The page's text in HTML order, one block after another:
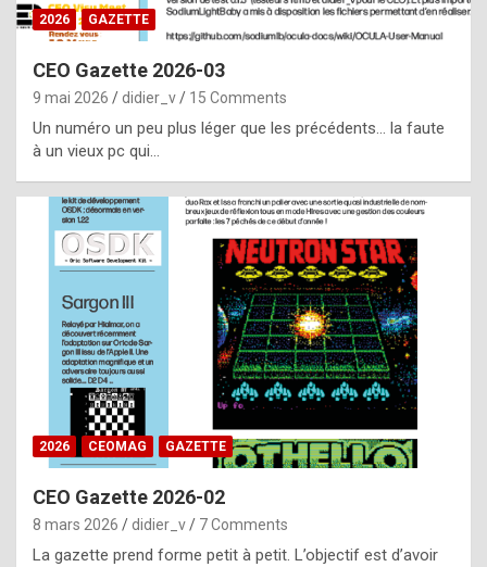
s
i
e
f
o
m
m
a
y
b
e
b
y
g
e
2026 GAZETTE
CEO Gazette 2026-03
9 mai 2026 didier_v 15 Comments
Un numéro un peu plus léger que les précédents… la faute
à un vieux pc qui…
2026 CEOMAG GAZETTE
CEO Gazette 2026-02
8 mars 2026 didier_v 7 Comments
La gazette prend forme petit à petit. L’objectif est d’avoir